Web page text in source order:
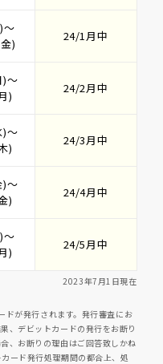
～
)
24/1月中
～
)
24/2月中
～
)
24/3月中
～
)
24/4月中
～
)
24/5月中
2023年7月1日現在
が発行されます。発行審査にお
、デビットカードの発行をお断り
、お断りの理由はご回答致しかね
ード発行処理期間の都合上、処